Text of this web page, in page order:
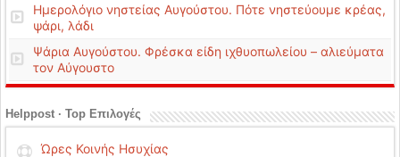
Ημερολόγιο νηστείας Αυγούστου. Πότε νηστεύουμε κρέας,
ψάρι, λάδι
Ψάρια Αυγούστου. Φρέσκα είδη ιχθυοπωλείου – αλιεύματα
τον Αύγουστο
Helppost · Top Επιλογές
Ώρες Κοινής Ησυχίας